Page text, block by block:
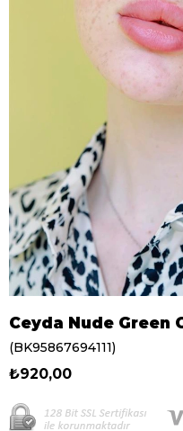
Ceyda Nude Green
(BK95867694111)
₺920,00